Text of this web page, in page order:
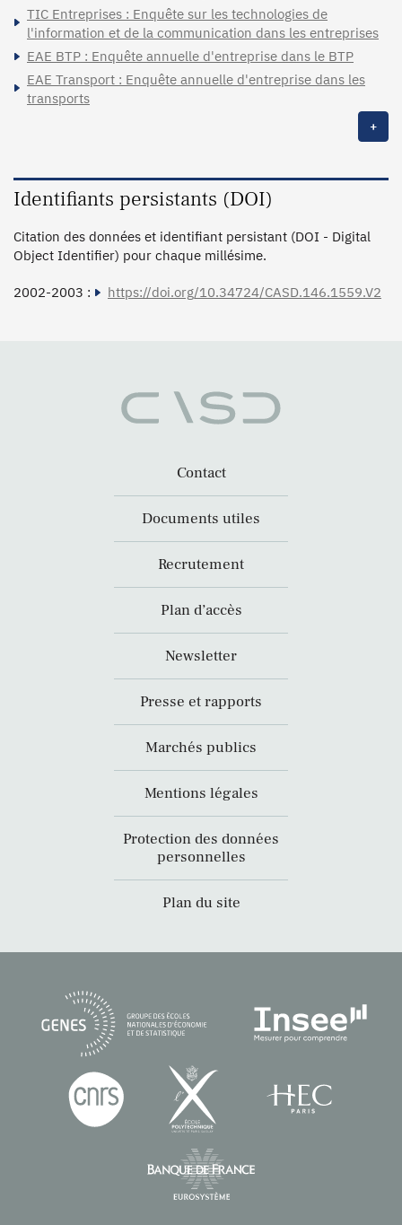
TIC Entreprises : Enquête sur les technologies de
l'information et de la communication dans les entreprises
EAE BTP : Enquête annuelle d'entreprise dans le BTP
EAE Transport : Enquête annuelle d'entreprise dans les
transports
+
Identifiants persistants (DOI)
Citation des données et identifiant persistant (DOI - Digital
Object Identifier) pour chaque millésime.
2002-2003 : https://doi.org/10.34724/CASD.146.1559.V2
Contact
Documents utiles
Recrutement
Plan d’accès
Newsletter
Presse et rapports
Marchés publics
Mentions légales
Protection des données
personnelles
Plan du site